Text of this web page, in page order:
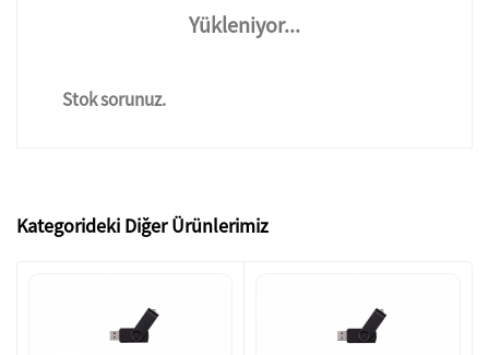
Yükleniyor...
Stok sorunuz.
Kategorideki Diğer Ürünlerimiz